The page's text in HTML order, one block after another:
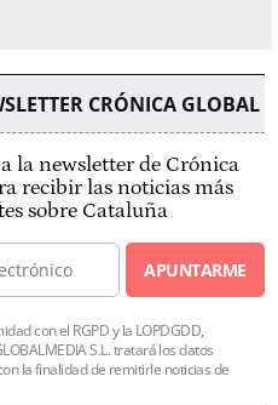
CRÓNICA GLOBAL
la newsletter de Crónica
recibir las noticias más
sobre Cataluña
APUNTARME
con el RGPD y la LOPDGDD,
S.L. tratará los datos
la finalidad de remitirle noticias de